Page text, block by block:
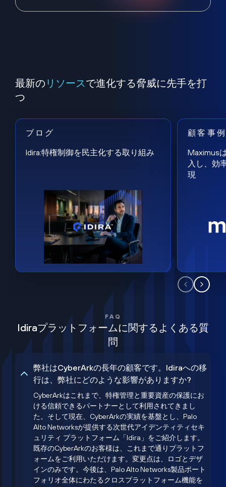
最新の リソースで進化する脅威に先手を打
つ
ブログ
Idira:特権制御を民主化する取り組み
顧客事
Maximus
入し、効
現
FAQ
Idiraプラットフォームに関するよくある質
問
弊社はCyberArkの長年の顧客です。Idiraへの移
行は、弊社にどのような影響がありますか?
CyberArkはこれまで、特権管理と重要資産の保護にお
ける信頼できるパートナーとして利用されてきまし
た。そして現在、CyberArkの実績を基盤とし、Palo
Alto Networksが提供する次世代アイデンティティセキ
ュリティ プラットフォーム「Idira」をご紹介します。
既存のCyberArkのお客様は、これまで通りプラットフ
ォームをご利用いただけます。変更点は、ロゴとデザ
インのみです。今後は、Palo Alto Networks製品ポート
フォリオ全体にわたるクロスプラットフォーム機能を